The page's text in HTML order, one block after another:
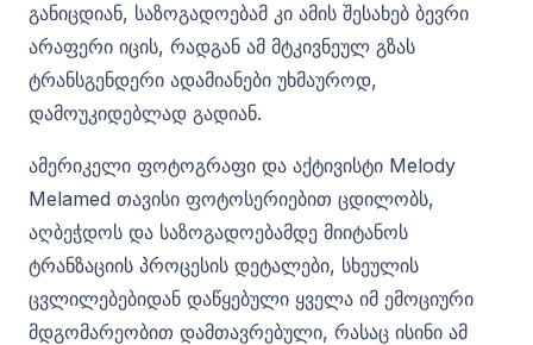
განიცდიან, საზოგადოებამ კი ამის შესახებ ბევრი
არაფერი იცის, რადგან ამ მტკივნეულ გზას
ტრანსგენდერი ადამიანები უხმაუროდ,
დამოუკიდებლად გადიან.
ამერიკელი ფოტოგრაფი და აქტივისტი Melody
Melamed თავისი ფოტოსერიებით ცდილობს,
აღბეჭდოს და საზოგადოებამდე მიიტანოს
ტრანზაციის პროცესის დეტალები, სხეულის
ცვლილებებიდან დაწყებული ყველა იმ ემოციური
მდგომარეობით დამთავრებული, რასაც ისინი ამ